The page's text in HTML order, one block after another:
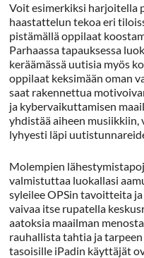
Voit esimerkiksi harjoitella
haastattelun tekoa eri
pistämällä oppilaat
Parhaassa tapauksessa
keräämässä uutisia myös
oppilaat keksimään oman
saat rakennettua
ja kybervaikuttamisen
yhdistää aiheen musiikkiin,
lyhyesti läpi
Molempien
valmistuttaa luokallasi
syleilee OPSin tavoitteita
vaivaa itse rupatella
aatoksia maailman
rauhallista tahtia ja
tasoisille iPadin käyttäjät